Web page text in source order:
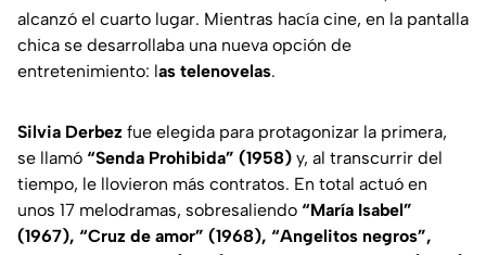
alcanzó el cuarto lugar. Mientras hacía cine, en la pantalla
chica se desarrollaba una nueva opción de
entretenimiento: las telenovelas.
Silvia Derbez fue elegida para protagonizar la primera,
se llamó “Senda Prohibida” (1958) y, al transcurrir del
tiempo, le llovieron más contratos. En total actuó en
unos 17 melodramas, sobresaliendo “María Isabel”
(1967), “Cruz de amor” (1968), “Angelitos negros”,